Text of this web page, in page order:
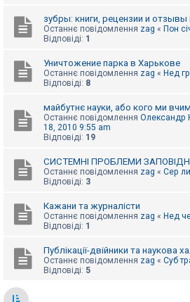
зубры: книги, рецензии и отзывы
Останнє повідомлення zag « Пон
Відповіді: 1
Уничтожение парка в Харькове
Останнє повідомлення zag « Нед
Відповіді: 8
майбутнє науки, або кого ми
Останнє повідомлення Олександр
18, 2010 9:55 am
Відповіді: 19
СИСТЕМНІ ПРОБЛЕМИ
Останнє повідомлення zag « Сер
Відповіді: 3
Кажани та журналісти
Останнє повідомлення zag « Нед
Відповіді: 1
Публікації-двійники та наукова
Останнє повідомлення zag « Суб
Відповіді: 5